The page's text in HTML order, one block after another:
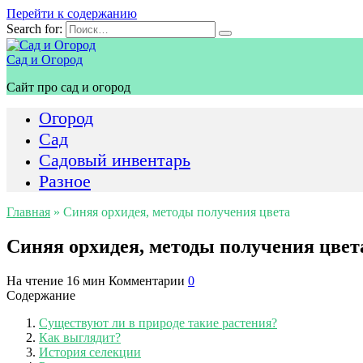
Перейти к содержанию
Search for:
Сад и Огород
Сайт про сад и огород
Огород
Сад
Садовый инвентарь
Разное
Главная » Синяя орхидея, методы получения цвета
Синяя орхидея, методы получения
На чтение 16 мин Комментарии 0
Содержание
Существуют ли в природе такие растения?
Как выглядит?
История селекции